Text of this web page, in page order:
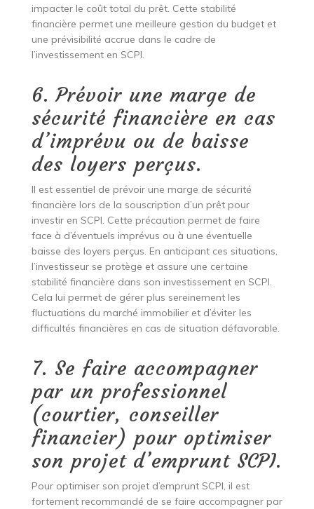
impacter le coût total du prêt. Cette stabilité
financière permet une meilleure gestion du budget et
une prévisibilité accrue dans le cadre de
l’investissement en SCPI.
6. Prévoir une marge de
sécurité financière en cas
d’imprévu ou de baisse
des loyers perçus.
Il est essentiel de prévoir une marge de sécurité
financière lors de la souscription d’un prêt pour
investir en SCPI. Cette précaution permet de faire
face à d’éventuels imprévus ou à une éventuelle
baisse des loyers perçus. En anticipant ces situations,
l’investisseur se protège et assure une certaine
stabilité financière dans son investissement en SCPI.
Cela lui permet de gérer plus sereinement les
fluctuations du marché immobilier et d’éviter les
difficultés financières en cas de situation défavorable.
7. Se faire accompagner
par un professionnel
(courtier, conseiller
financier) pour optimiser
son projet d’emprunt SCPI.
Pour optimiser son projet d’emprunt SCPI, il est
fortement recommandé de se faire accompagner par